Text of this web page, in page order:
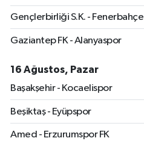
Gençlerbirliği S.K. - Fenerbahçe
Gaziantep FK - Alanyaspor
16 Ağustos, Pazar
Başakşehir - Kocaelispor
Beşiktaş - Eyüpspor
Amed - Erzurumspor FK